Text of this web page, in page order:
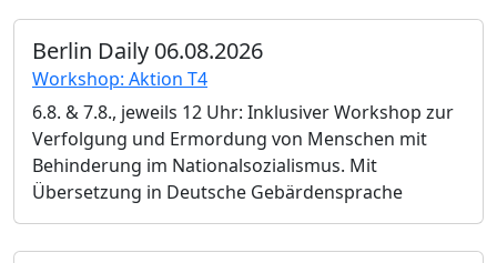
Berlin Daily 06.08.2026
Workshop: Aktion T4
6.8. & 7.8., jeweils 12 Uhr: Inklusiver Workshop zur
Verfolgung und Ermordung von Menschen mit
Behinderung im Nationalsozialismus. Mit
Übersetzung in Deutsche Gebärdensprache